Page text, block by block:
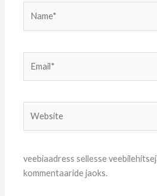
veebiaadress sellesse
kommentaaride jaoks.